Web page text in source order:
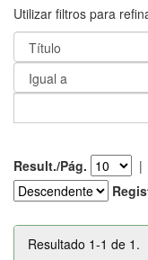
Utilizar filtros para
Result./Pág. |
Resultado 1-1 de 1.